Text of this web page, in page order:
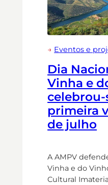
→ Eventos e
Dia
Vinha e
celebrou-
primeira
de julho
A AMPV
Vinha e do
Cultural